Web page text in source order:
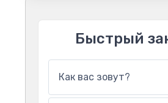
Быстрый
Как вас зовут?